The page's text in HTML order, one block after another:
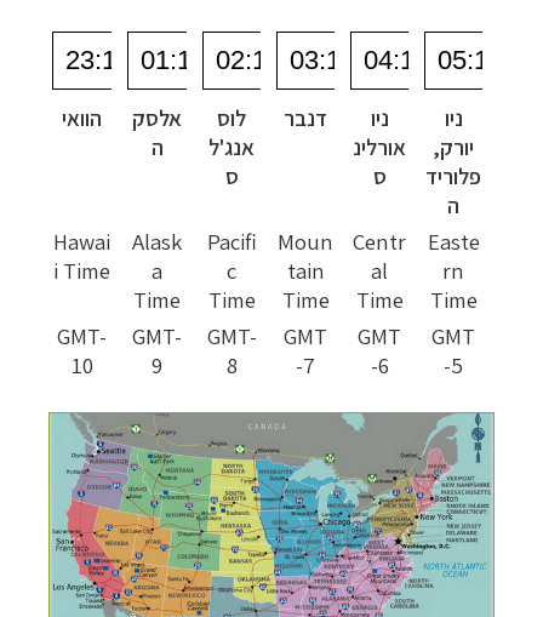
ניו
יורק,
פלוריד
ה
ניו
אורלינ
ס
דנבר
לוס
אנג'ל
ס
אלסק
ה
הוואי
Easte
rn
Time
Centr
al
Time
Moun
tain
Time
Pacifi
c
Time
Alask
a
Time
Hawai
i Time
GMT
-5
GMT
-6
GMT
-7
GMT-
8
GMT-
9
GMT-
10